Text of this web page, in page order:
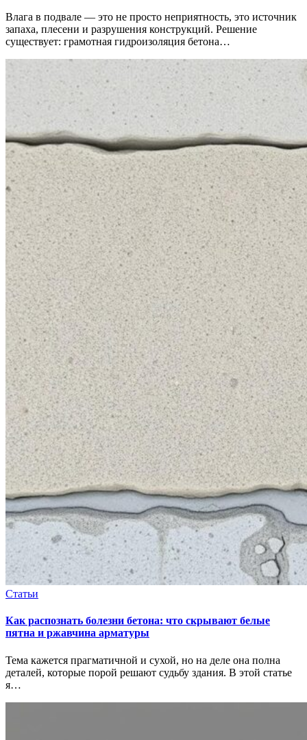
Влага в подвале — это не просто неприятность, это источник
запаха, плесени и разрушения конструкций. Решение
существует: грамотная гидроизоляция бетона…
Статьи
Как распознать болезни бетона: что скрывают белые
пятна и ржавчина арматуры
Тема кажется прагматичной и сухой, но на деле она полна
деталей, которые порой решают судьбу здания. В этой статье
я…